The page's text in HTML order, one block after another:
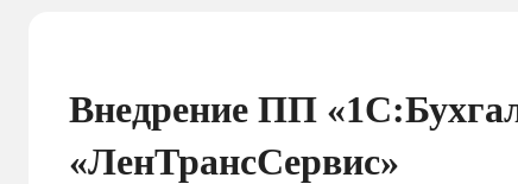
Внедрение ПП
«ЛенТрансСервис»